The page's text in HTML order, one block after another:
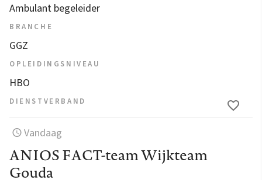
Ambulant begeleider
BRANCHE
GGZ
OPLEIDINGSNIVEAU
HBO
DIENSTVERBAND
Vandaag
ANIOS FACT-team Wijkteam
Gouda